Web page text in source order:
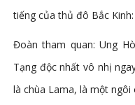
tiếng của thủ đô Bắc Kinh:
Đoàn tham quan: Ung
Tạng độc nhất vô nhị
là chùa Lama, là một ngôi